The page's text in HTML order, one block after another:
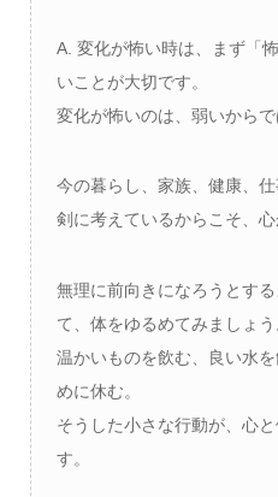
A. 変化が怖い時は、まず「
いことが大切です。
変化が怖いのは、弱いからで
今の暮らし、家族、健康、
剣に考えているからこそ、心
無理に前向きになろうとす
て、体をゆるめてみましょう
温かいものを飲む、良い水
めに休む。
そうした小さな行動が、心
す。